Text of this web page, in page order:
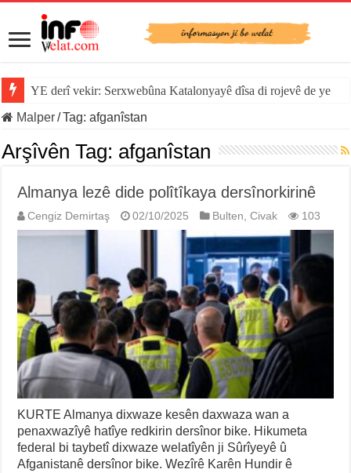
YE derî vekir: Serxwebûna Katalonyayê dîsa di rojevê de ye
Sînorê di navbera Îspanya û Cebelîtariqê de hate rakirin
Malper/Tag:afganîstan
Arşîvên Tag: afganîstan
Almanya lezê dide polîtîkaya dersînorkirinê
Cengiz Demirtaş 02/10/2025 Bulten,Civak 103
KURTE Almanya dixwaze kesên daxwaza wan a
penaxwazîyê hatîye redkirin dersînor bike. Hikumeta
federal bi taybetî dixwaze welatîyên ji Sûrîyeyê û
Afganistanê dersînor bike. Wezîrê Karên Hundir ê